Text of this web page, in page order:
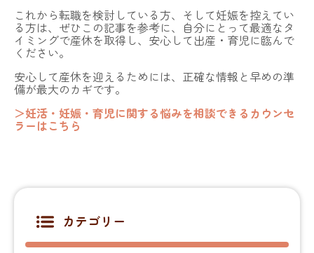
これから転職を検討している方、そして妊娠を控えてい
る方は、ぜひこの記事を参考に、自分にとって最適なタ
イミングで産休を取得し、安心して出産・育児に臨んで
ください。
安心して産休を迎えるためには、正確な情報と早めの準
備が最大のカギです。
＞妊活・妊娠・育児に関する悩みを相談できるカウンセ
ラーはこちら
カテゴリー